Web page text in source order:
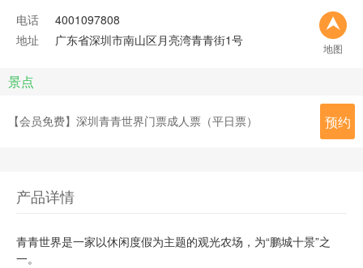
电话
4001097808
地址
广东省深圳市南山区月亮湾青青街1号
地图
景点
【会员免费】深圳青青世界门票成人票（平日票） 预约
产品详情
青青世界是一家以休闲度假为主题的观光农场，为“鹏城十景”之
一。